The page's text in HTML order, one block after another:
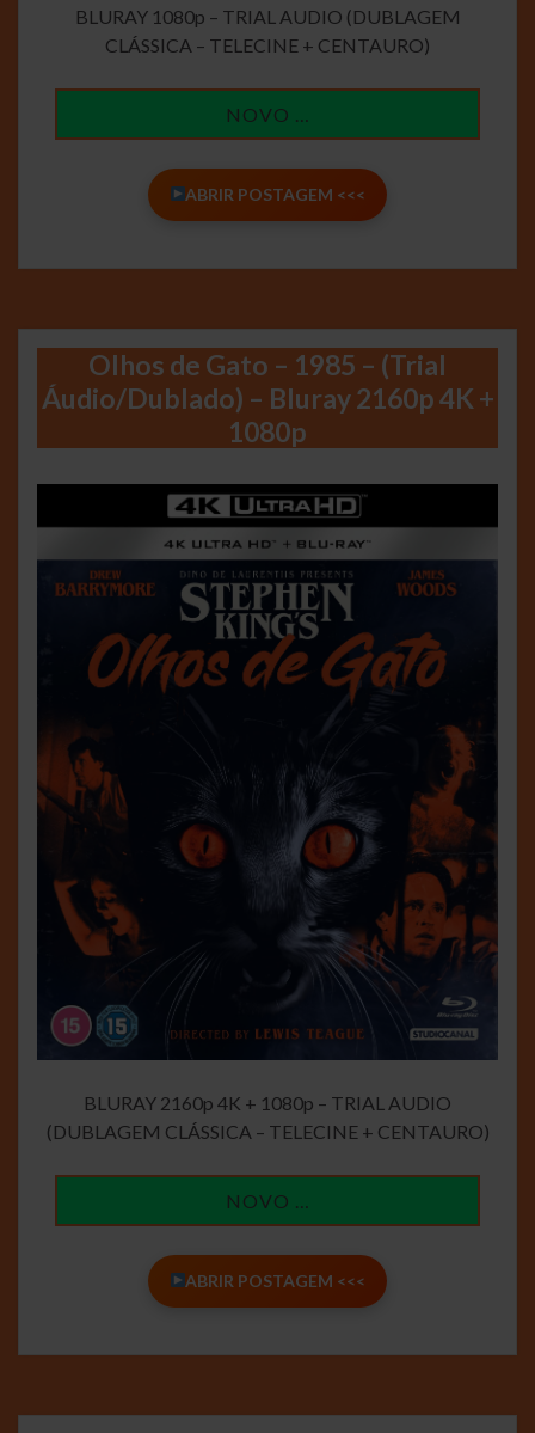
BLURAY 1080p – TRIAL AUDIO (DUBLAGEM
CLÁSSICA – TELECINE + CENTAURO)
NOVO …
ABRIR POSTAGEM <<<
Olhos de Gato – 1985 – (Trial
Áudio/Dublado) – Bluray 2160p 4K +
1080p
BLURAY 2160p 4K + 1080p – TRIAL AUDIO
(DUBLAGEM CLÁSSICA – TELECINE + CENTAURO)
NOVO …
ABRIR POSTAGEM <<<